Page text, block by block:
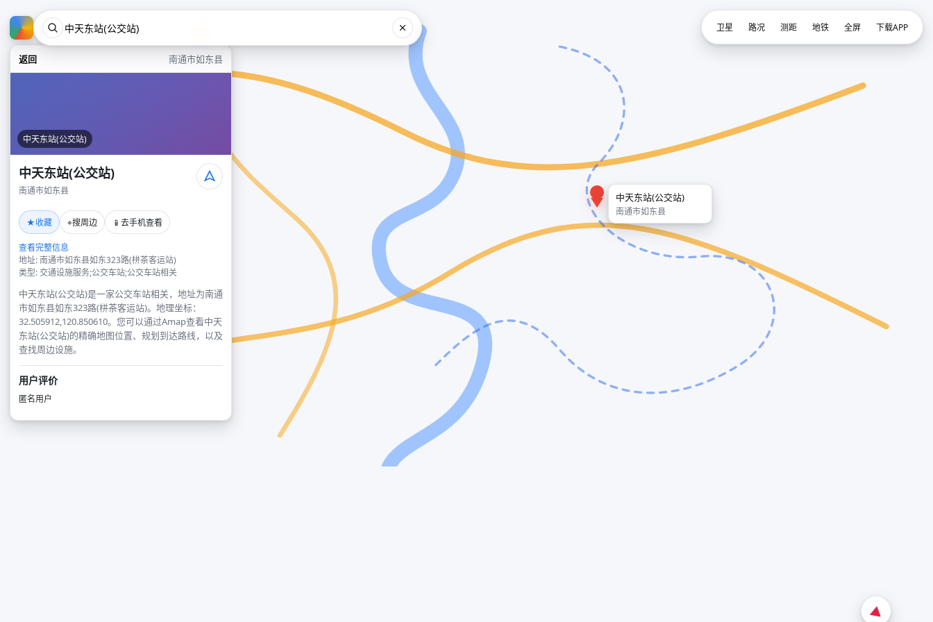
返回 南通市如东县
中天东站(公交站)
中天东站(公交站)
南通市如东县
★收藏 ⌖搜周边 📱 去手机查看
查看完整信息
地址: 南通市如东县如东323路(栟茶客运站)
类型: 交通设施服务;公交车站;公交车站相关
中天东站(公交站)是一家公交车站相关，地址为南通
市如东县如东323路(栟茶客运站)。地理坐标：
32.505912,120.850610。您可以通过Amap查看中天
东站(公交站)的精确地图位置、规划到达路线，以及
查找周边设施。
用户评价
匿名用户
中天东站(公交站)
南通市如东县
卫星 路况 测距 地铁 全屏 下载APP